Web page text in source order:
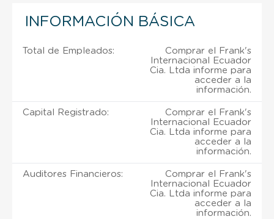
INFORMACIÓN BÁSICA
Total de Empleados:
Comprar el Frank's
Internacional Ecuador
Cia. Ltda informe para
acceder a la
información.
Capital Registrado:
Comprar el Frank's
Internacional Ecuador
Cia. Ltda informe para
acceder a la
información.
Auditores Financieros:
Comprar el Frank's
Internacional Ecuador
Cia. Ltda informe para
acceder a la
información.